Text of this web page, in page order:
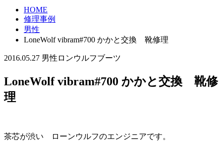
HOME
修理事例
男性
LoneWolf vibram#700 かかと交換 靴修理
2016.05.27 男性 ロンウルフブーツ
LoneWolf vibram#700 かかと交換 靴修
理
茶芯が渋い ローンウルフのエンジニアです。